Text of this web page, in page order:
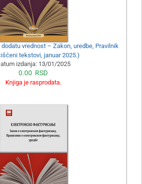
dodatu vrednost – Zakon, uredbe, Pravilnik
tekstovi, januar 2025.)
izdanja: 13/01/2025
0.00 RSD
Knjiga je rasprodata.